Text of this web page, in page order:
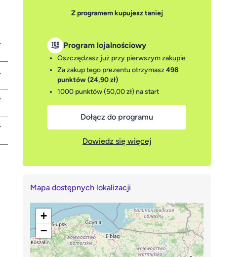
Z programem kupujesz taniej
Program lojalnościowy
Oszczędzasz już przy pierwszym zakupie
Za zakup tego prezentu otrzymasz498
punktów (24,90 zł)
1000 punktów (50,00 zł) na start
Dołącz do programu
Dowiedz się więcej
Mapa dostępnych lokalizacji
+
−